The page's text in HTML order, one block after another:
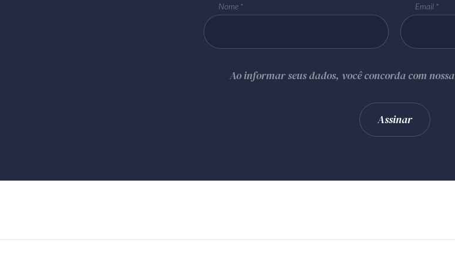
Nome Email
Ao informar seus dados, você concorda com nossa